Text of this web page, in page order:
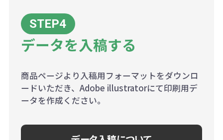
データを入稿する
商品ページより入稿用フォーマットをダウンロ
ードいただき、Adobe illustratorにて印刷用デ
ータを作成ください。